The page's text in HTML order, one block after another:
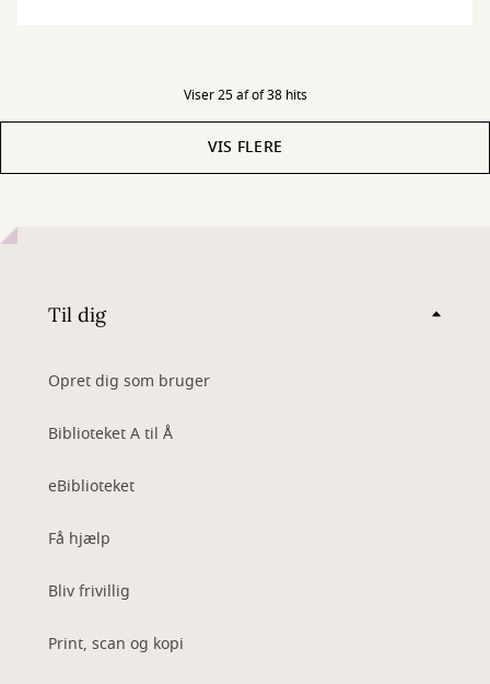
Viser 25 af of 38 hits
VIS FLERE
Til dig
Opret dig som bruger
Biblioteket A til Å
eBiblioteket
Få hjælp
Bliv frivillig
Print, scan og kopi